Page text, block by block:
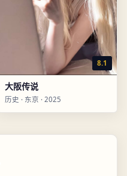
8.1
大阪传说
历史 · 东京 · 2025